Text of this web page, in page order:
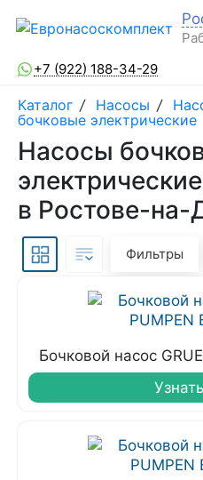
+7 (922) 188-34-29
Каталог / Насосы /
бочковые электрические
Насосы
в Ростове-на-
Фильтры
Бочковой насос